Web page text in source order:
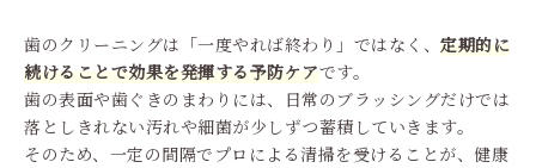
歯のクリーニングは「一度やれば終わり」ではなく、 定期的に
続けることで効果を発揮する予防ケアです。
歯の表面や歯ぐきのまわりには、日常のブラッシングだけでは
落としきれない汚れや細菌が少しずつ蓄積していきます。
そのため、一定の間隔でプロによる清掃を受けることが、健康